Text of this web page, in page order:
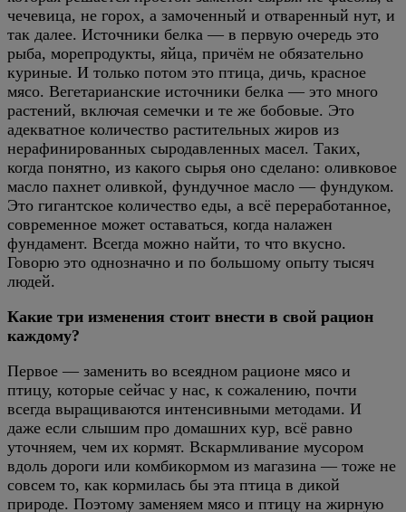
чечевица, не горох, а замоченный и отваренный нут, и
так далее. Источники белка — в первую очередь это
рыба, морепродукты, яйца, причём не обязательно
куриные. И только потом это птица, дичь, красное
мясо. Вегетарианские источники белка — это много
растений, включая семечки и те же бобовые. Это
адекватное количество растительных жиров из
нерафинированных сыродавленных масел. Таких,
когда понятно, из какого сырья оно сделано: оливковое
масло пахнет оливкой, фундучное масло — фундуком.
Это гигантское количество еды, а всё переработанное,
современное может оставаться, когда налажен
фундамент. Всегда можно найти, то что вкусно.
Говорю это однозначно и по большому опыту тысяч
людей.
Какие три изменения стоит внести в свой рацион
каждому?
Первое — заменить во всеядном рационе мясо и
птицу, которые сейчас у нас, к сожалению, почти
всегда выращиваются интенсивными методами. И
даже если слышим про домашних кур, всё равно
уточняем, чем их кормят. Вскармливание мусором
вдоль дороги или комбикормом из магазина — тоже не
совсем то, как кормилась бы эта птица в дикой
природе. Поэтому заменяем мясо и птицу на жирную